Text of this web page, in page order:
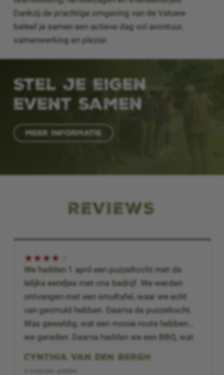
Dankzij de prachtige omgeving van de Veluwe
beleef je samen een actieve dag vol avontuur,
samenwerking en plezier.
Stel je eigen
event samen
Meer informatie
REVIEWS
★ ★ ★ ★
We hadden 1 april een puzzeltocht met de
lelijke eendjes met ons bedrijf. We werden
ontvangen met een smultafel, waar we echt
van gesmuld hebben. Daarna de puzzeltocht.
Was geweldig, wat een mooie route hebben
we gereden. Daarna hadden we een BBQ, wat
is dat er na de puzzelrit, bijvoorbeeld onder de
CYNTHIA VAN DEN BERGH
4 maanden geleden